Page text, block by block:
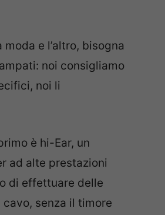
e l’altro, bisogna
noi consigliamo
noi li
è hi-Ear, un
ad alte prestazioni
di effettuare delle
senza il timore